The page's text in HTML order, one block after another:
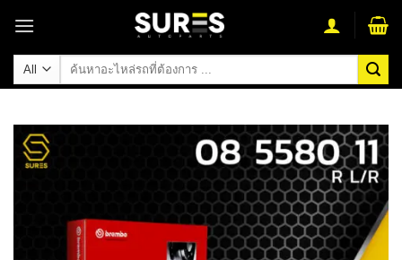
content
ค้นหา: